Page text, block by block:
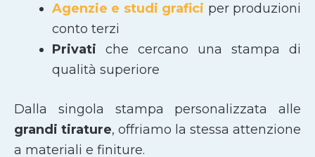
Agenzie e studi grafici per produzioni
conto terzi
Privati che cercano una stampa di
qualità superiore
Dalla singola stampa personalizzata alle
grandi tirature, offriamo la stessa attenzione
a materiali e finiture.